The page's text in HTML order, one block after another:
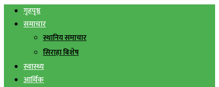
गृहपृष्ठ
समाचार
स्थानिय समाचार
सिराहा बिशेष
स्वास्थ्य
आर्थिक